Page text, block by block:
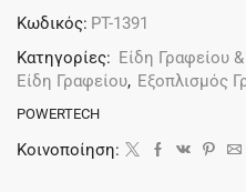
Κωδικός: PT-1391
Κατηγορίες: Είδη Γραφείου
Είδη Γραφείου, Εξοπλισμός
POWERTECH
Κοινοποίηση: